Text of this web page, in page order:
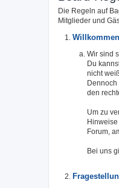
Die Regeln auf
Mitglieder und
Willkommen
Wir sind
Du
nicht
den
Um zu
Forum,
Bei uns